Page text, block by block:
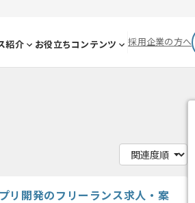
紹介 お役立ちコンテンツ 採用企業の方へ
リ開発のフリーランス求人・案